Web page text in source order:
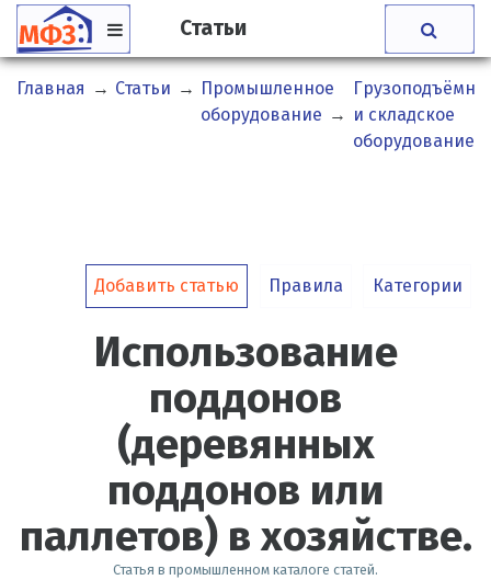
Статьи
Главная → Статьи → Промышленное
оборудование → и складское
оборудование
Добавить статью Правила Категории
Использование
поддонов
(деревянных
поддонов или
паллетов) в хозяйстве.
Статья в промышленном каталоге статей.